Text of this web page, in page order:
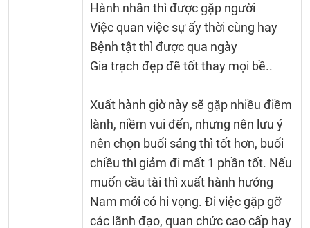
Hành nhân thì được gặp người
Việc quan việc sự ấy thời cùng hay
Bệnh tật thì được qua ngày
Gia trạch đẹp đẽ tốt thay mọi bề..
Xuất hành giờ này sẽ gặp nhiều điềm
lành, niềm vui đến, nhưng nên lưu ý
nên chọn buổi sáng thì tốt hơn, buổi
chiều thì giảm đi mất 1 phần tốt. Nếu
muốn cầu tài thì xuất hành hướng
Nam mới có hi vọng. Đi việc gặp gỡ
các lãnh đạo, quan chức cao cấp hay